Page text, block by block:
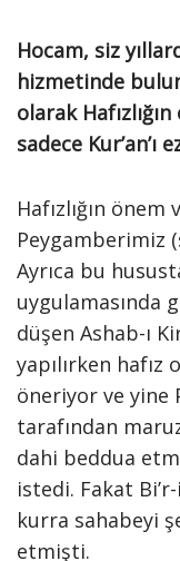
Hocam, siz
hizmetinde
olarak
sadece
Hafızlığın
Peygamberimiz
Ayrıca bu
uygulamasında
düşen Ashab-ı
yapılırken hafız
öneriyor ve yine
tarafından
dahi beddua
istedi. Fakat
kurra sahabeyi
etmişti.